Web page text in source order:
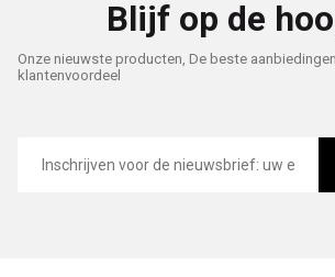
Blijf op de
Onze nieuwste producten, De beste
klantenvoordeel
mailadres